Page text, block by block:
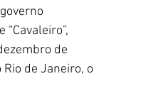
de
de Janeiro, o